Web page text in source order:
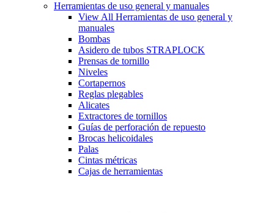
Herramientas de uso general y manuales
View All Herramientas de uso general y
manuales
Bombas
Asidero de tubos STRAPLOCK
Prensas de tornillo
Niveles
Cortapernos
Reglas plegables
Alicates
Extractores de tornillos
Guías de perforación de repuesto
Brocas helicoidales
Palas
Cintas métricas
Cajas de herramientas